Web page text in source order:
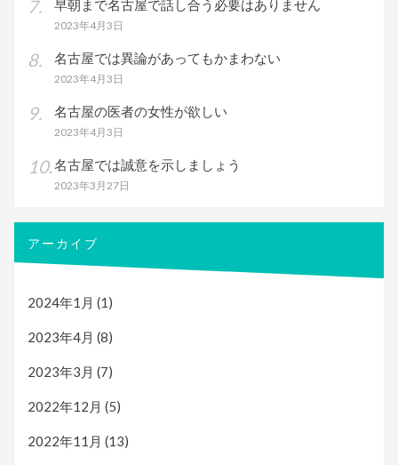
早朝まで名古屋で話し合う必要はありません
2023年4月3日
名古屋では異論があってもかまわない
2023年4月3日
名古屋の医者の女性が欲しい
2023年4月3日
名古屋では誠意を示しましょう
2023年3月27日
アーカイブ
2024年1月 (1)
2023年4月 (8)
2023年3月 (7)
2022年12月 (5)
2022年11月 (13)